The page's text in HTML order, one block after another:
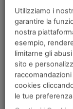
Infine, i
aiutano nel
sviluppo di
Perché
carciofi possa
essere freschi
crudi/poco
Utilizziamo i
garantire la
nostra
esempio,
limitarne gli
sito e
cookies
le tue